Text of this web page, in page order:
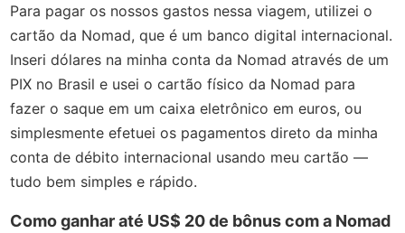
Para pagar os nossos gastos nessa viagem, utilizei o
cartão da Nomad, que é um banco digital internacional.
Inseri dólares na minha conta da Nomad através de um
PIX no Brasil e usei o cartão físico da Nomad para
fazer o saque em um caixa eletrônico em euros, ou
simplesmente efetuei os pagamentos direto da minha
conta de débito internacional usando meu cartão —
tudo bem simples e rápido.
Como ganhar até US$ 20 de bônus com a Nomad